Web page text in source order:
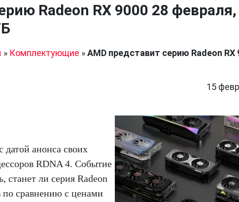
Radeon RX 9000 28
» Комплектующие »AMD представит серию Radeon RX
15
датой анонса своих
RDNA 4. Событие
станет ли серия Radeon
по сравнению с ценами